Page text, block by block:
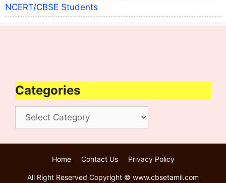
NCERT/CBSE Students
Categories
Categories
Home Contact Us Privacy Policy
All Right Reserved Copyright © www.cbsetamil.com